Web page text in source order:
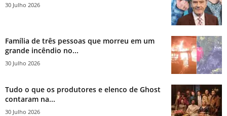
30 Julho 2026
Família de três pessoas que morreu em um
grande incêndio no...
30 Julho 2026
Tudo o que os produtores e elenco de Ghost
contaram na...
30 Julho 2026